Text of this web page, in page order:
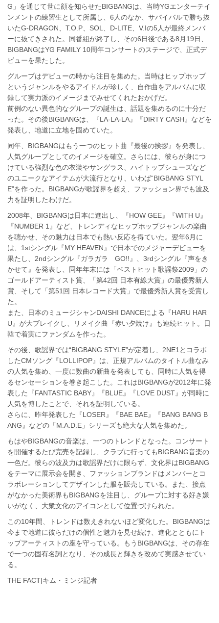
G」を通じて世に顔を知らせたBIGBANGは、当時YGエンターテイ
ンメントの練習生として所属し、6人のなか、サバイバルで勝ち抜
いたG-DRAGON、T.O.P、SOL、D-LITE、V.Iの5人が最終メンバ
ーに抜てきされた。同番組が終了し、その6日後である8月19日、
BIGBANGはYG FAMILY 10周年コンサートのステージで、正式デ
ビューを果たした。
グループはデビューの時から注目を集めた。当時はヒップホップ
というジャンルをやるアイドルが珍しく、自作曲をアルバムに収
録して実力派のイメージまでみせてくれたおかげだ。
前例のない異色的なグループの誕生は、話題を集めるのに十分だ
った。その後BIGBANGは、『LA-LA-LA』『DIRTY CASH』などを
発表し、地道に立地を固めていた。
同年、BIGBANGはもう一つのヒット曲『最後の挨拶』を発表し、
人気グループとしてのイメージを確立。さらには、彼らが身につ
けている強烈な色の衣装やサングラス、ハイトップシューズなど
のユニークなアイテムが大流行となり、いわば“BIGBANG STYL
E”を作った。BIGBANGが歌謡界を超え、ファッション界でも波及
力を証明したわけだ。
2008年、BIGBANGは日本に進出し、『HOW GEE』『WITH U』
『NUMBER 1』など、トレンディなヒップホップジャンルの楽曲
を聴かせ、その魅力は日本でも熱い反応を得ていた。翌年6月に
は、1stシングル『MY HEAVEN』で日本でのメジャーデビューを
果たし、2ndシングル『ガラガラ GO!!』、3rdシングル『声をき
かせて』を発表し、同年年末には「ベストヒット歌謡祭2009」の
ゴールドアーティスト賞、「第42回 日本有線大賞」の最優秀新人
賞、そして「第51回 日本レコード大賞」で最優秀新人賞を受賞し
た。
また、日本のミュージシャンDAISHI DANCEによる『HARU HAR
U』が大ブレイクし、リメイク曲『赤い夕焼け』も連続ヒット。日
韓で着実にファンダムを作った。
その後、歌謡界では“BIGBANG STYLE”が定着し、2NE1とコラボ
したCMソング『LOLLIPOP』は、正規アルバムのタイトル曲なみ
の人気を集め、一度に数曲の新曲を発表しても、同時に人気を得
るセンセーションを巻き起こした。これはBIGBANGが2012年に発
表した『FANTASTIC BABY』『BLUE』『LOVE DUST』が同時に
人気を博したことで、それを証明している。
さらに、昨年発表した『LOSER』『BAE BAE』『BANG BANG B
ANG』などの「M.A.D.E」シリーズも絶大な人気を集めた。
もはやBIGBANGの音楽は、一つのトレンドとなった。コンサート
を開催するたび完売を記録し、クラブに行ってもBIGBANG音楽の
一色だ。彼らの波及力は歌謡界だけに限らず、文化界はBIGBANG
をテーマに展示会を開き、ファッションブランドはメンバーとコ
ラボレーションしてデザインした服を販売している。また、接点
がなかった美術界もBIGBANGを注目し、グループに対する好き嫌
いがなく、大衆文化のアイコンとして位置づけられた。
この10年間、トレンドは数えきれないほど変化した。BIGBANGは
今まで地道に彼らだけの個性と魅力を見せ続け、進化とともにト
ップアーティストの座を守っている。もうBIGBANGは、その存在
で一つの固有名詞となり、その成長と輝きを改めて実感させてい
る。
THE FACT|キム・ミンジ記者